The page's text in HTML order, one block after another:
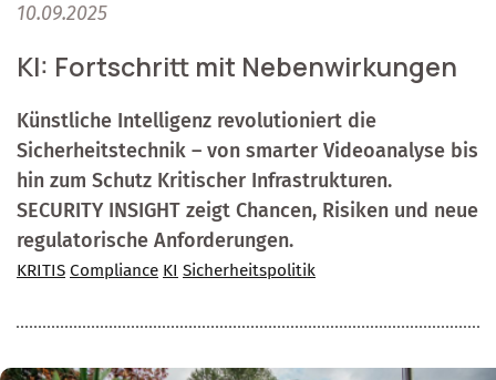
10.09.2025
KI: Fortschritt mit Nebenwirkungen
Künstliche Intelligenz revolutioniert die
Sicherheitstechnik – von smarter Videoanalyse bis
hin zum Schutz Kritischer Infrastrukturen.
SECURITY INSIGHT zeigt Chancen, Risiken und neue
regulatorische Anforderungen.
KRITIS Compliance KI Sicherheitspolitik